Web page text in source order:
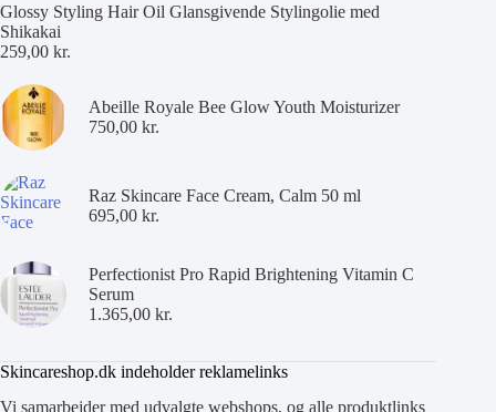
Glossy Styling Hair Oil Glansgivende Stylingolie med
Shikakai
259,00 kr.
Abeille Royale Bee Glow Youth Moisturizer
750,00 kr.
Raz Skincare Face Cream, Calm 50 ml
695,00 kr.
Perfectionist Pro Rapid Brightening Vitamin C
Serum
1.365,00 kr.
Skincareshop.dk indeholder reklamelinks
Vi samarbejder med udvalgte webshops, og alle produktlinks